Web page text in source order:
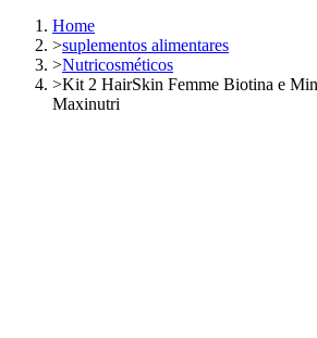
Home
>suplementos alimentares
>Nutricosméticos
>Kit 2 HairSkin Femme Biotina e
Maxinutri